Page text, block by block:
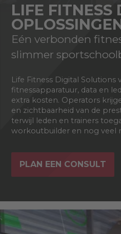
LIFE FITNESS
Eén verbonden
slimmer
Life Fitness Digital Solutions
fitnessapparatuur, data en
extra kosten. Operators
en zichtbaarheid van de
terwijl leden en trainers
workoutbuilder en nog veel
PLAN EEN CONSULT